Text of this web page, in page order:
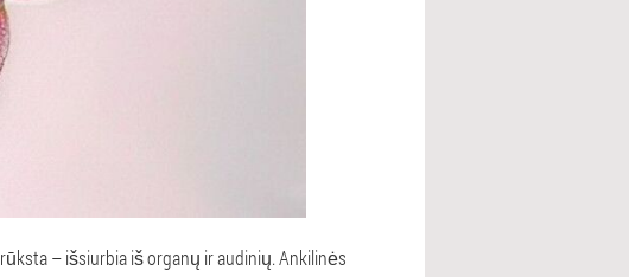
– išsiurbia iš organų ir audinių. Ankilinės